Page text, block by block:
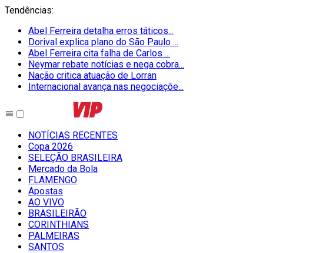
Tendências:
Abel Ferreira detalha erros táticos...
Dorival explica plano do São Paulo ...
Abel Ferreira cita falha de Carlos ...
Neymar rebate notícias e nega cobra...
Nação critica atuação de Lorran
Internacional avança nas negociaçõe...
NOTÍCIAS RECENTES
Copa 2026
SELEÇÃO BRASILEIRA
Mercado da Bola
FLAMENGO
Apostas
AO VIVO
BRASILEIRÃO
CORINTHIANS
PALMEIRAS
SANTOS